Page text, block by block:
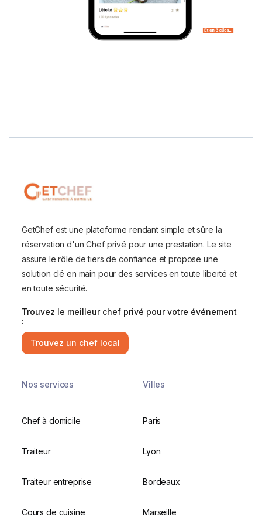
GetChef est une plateforme rendant simple et sûre la
réservation d'un Chef privé pour une prestation. Le site
assure le rôle de tiers de confiance et propose une
solution clé en main pour des services en toute liberté et
en toute sécurité.
Trouvez le meilleur chef privé pour votre événement
:
Trouvez un chef local
Nos services
Chef à domicile
Traiteur
Traiteur entreprise
Cours de cuisine
Villes
Paris
Lyon
Bordeaux
Marseille